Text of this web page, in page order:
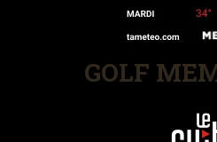
GOLF